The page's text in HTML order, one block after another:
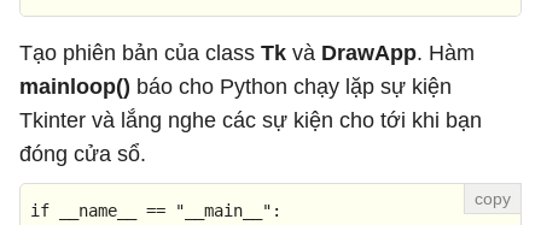
Tạo phiên bản của class Tk và DrawApp. Hàm
mainloop() báo cho Python chạy lặp sự kiện
Tkinter và lắng nghe các sự kiện cho tới khi bạn
đóng cửa sổ.
if __name__ == "__main__" :